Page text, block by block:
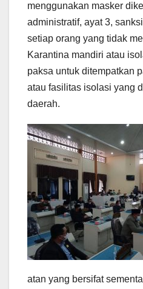
menggunakan masker
administratif, ayat 3,
setiap orang yang tidak
Karantina mandiri atau
paksa untuk ditempatkan
atau fasilitas isolasi yang
daerah.
atan yang bersifat